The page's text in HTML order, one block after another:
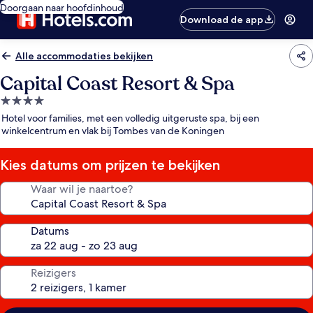
Doorgaan naar hoofdinhoud
Download de app
Alle accommodaties bekijken
Capital Coast Resort & Spa
4.0-
sterrenaccommodatie
Hotel voor families, met een volledig uitgeruste spa, bij een
winkelcentrum en vlak bij Tombes van de Koningen
Kies datums om prijzen te bekijken
Waar wil je naartoe?
Datums
Reizigers